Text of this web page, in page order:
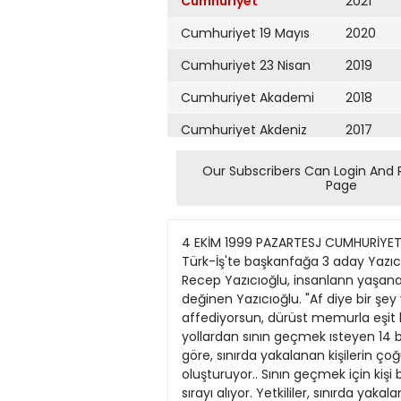
Cumhuriyet 19 Mayıs
Cumhuriyet 23 Nisan
Cumhuriyet Akademi
Cumhuriyet Akdeniz
Cumhuriyet Alışveriş
Cumhuriyet Ankara
Cumhuriyet Büyük
Taaruz
Cumhuriyet
Cumartesi
Cumhuriyet Çevre
2020
2019
2018
2017
2016
2015
2013
2012
2011
2010
2009
Our Subscribers Can Login And
Page
4 EKİM 1999 PAZARTESJ CUMHURİYET SAYFA HABERLER Sosyal Güvenlik Yasası, Genel Başkan Bayram Meral'in kazanma şansını zora soktu Türk-İş'te başkanfağa 3 aday YazıcıoğhJ yine bildiğini okudu • TOKAT (AA) - Valiler kararnamesı ıle Erzincan Valiliği'nden merkeze alınan Recep Yazıcıoğlu, insanlann yaşanan depremierden sonuç çıkararak sağlam bina yapması gerektiğini belırtti. Af yasası konusuna da değinen Yazıcıoğlu. "Af diye bir şey yoktur. Devletin af yetkisi de yoktur. Yalnız mağdur olan insan affedilebilir. Sicili bozuk memuru affediyorsun, dürüst memurla eşit hale getiriyorsun" dedi. SoniOayda 14 bîn kaçak yakalandı • EDtRNE(AA)- Edirne'de. lOayda. yasadışı yollardan sının geçmek ısteyen 14 bin 837 yabancı uyruklu yakalandı. Emniyet Müdürlüğü Yabancılar Şubesi yetkililerinden alınan bilgiye göre, sınırda yakalanan kişilerin çoğunluğunu, para karşılığında bölgeye getirilerek, Meriç Nehri'ni geçip Yunanistan'a gitmek isteyenler oluşturuyor.. Sının geçmek için kişi başına ortalama 1000 Amerikan Dolan ödeyen yabancı uyruklular arasında Irak ve tran uyruklular ılk sırayı alıyor. Yetkililer, sınırda yakalanan yabancılann sınır dışı edilmesi uygulamasının başlaması ile Iraklı kaçak sayısında azalma olduğunu belirttiler. Hakkniı arayaniiye • ANKARA (ANKA) - CHP'nin. Yeniden Yapilandırma Programı çerçevesinde başlattığı parti içi eğitim çalışmalanna katılacak partili üyelerde, görev bilincınden hak arama kûltürüne, okuma alışkanlığından iyi bir yurttaş olmaya kadar pek çok nitelik aranacak. Çalışma çerçevesinde parti yöneticilerinı de eğitecek olanCHP, "Liderlikve Yöneticilık" eğitimi de verecek. Parti içi eğitim çalışmalanna II Eğitim Sekreterleri Eğitim Semineri ile başlayan CHP, söz konusu toplantıda üye, aday üye ve parti yöneticilerinin eğitimi konusunda bir dizi karar aldı. Eskişehir Valisi Güven'den veda • ESKİŞEHİR(AA)- Bursa Valiliğrne atanan Eskişehir Valisi Ali Fuat Güven, meslek hayatının önemli bir bölümünü Eskişehir'de geçirdiğini bildirdi. Güven. yayımladığı mesajda, valiliği ilk kez Eskişehir'de yaptığını \e 7 yıldır bu görevde bulunduğunu belirterek "Görevim süresince Eskişehır'deki kamu hizmetlerinin yürütülmesi. kentin ekonomik, sosyal ve kültürel gelişmesinin sağlanması. huzur ve güven duygusu içinde yapılan her güzel atılımda Eskişehirlilerin büyük desteğini gördüm" dedi. Evren yayla evini satıyon • MIĞLA (Cumhuriyet) - Muğlahlar Evren'e. Evren Mugla'ya alışamadı. Emeklilik yaşamını Muğla'da geçiren 7. Cumhurbaşkanı Kenan Evren. 1998yılında Karabağlar